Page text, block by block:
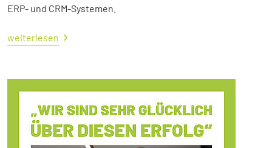
ERP- und CRM-Systemen.
weiterlesen